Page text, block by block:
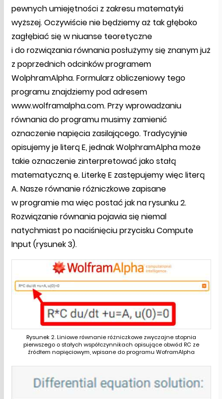
pewnych umiejętności z zakresu matematyki
wyższej. Oczywiście nie będziemy aż tak głęboko
zagłębiać się w niuanse teoretyczne
i do rozwiązania równania posłużymy się znanym już
z poprzednich odcinków programem
WolphramAlpha. Formularz obliczeniowy tego
programu znajdziemy pod adresem
www.wolframalpha.com. Przy wprowadzaniu
równania do programu musimy zamienić
oznaczenie napięcia zasilającego. Tradycyjnie
opisujemy je literą E, jednak WolphramAlpha może
takie oznaczenie zinterpretować jako stałą
matematyczną e. Literkę E zastępujemy więc literą
A. Nasze równanie różniczkowe zapisane
w programie ma więc postać jak na rysunku 2.
Rozwiązanie równania pojawia się niemal
natychmiast po naciśnięciu przycisku Compute
Input (rysunek 3).
Rysunek 2. Liniowe równanie różniczkowe zwyczajne stopnia
pierwszego o stałych współczynnikach opisujące obwód RC ze
źródłem napięciowym, wpisane do programu WoframAlpha